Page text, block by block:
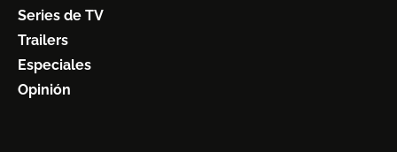
Series de TV
Trailers
Especiales
Opinión